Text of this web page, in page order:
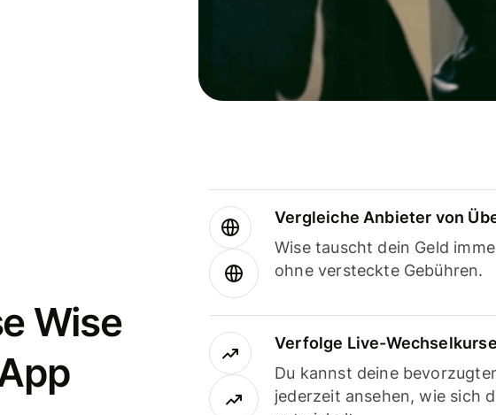
Wise
Vergleiche Anbieter von
Wise tauscht dein Geld
ohne versteckte Gebühren.
Verfolge Live-Wechselkurse
Du kannst deine
jederzeit ansehen, wie sich